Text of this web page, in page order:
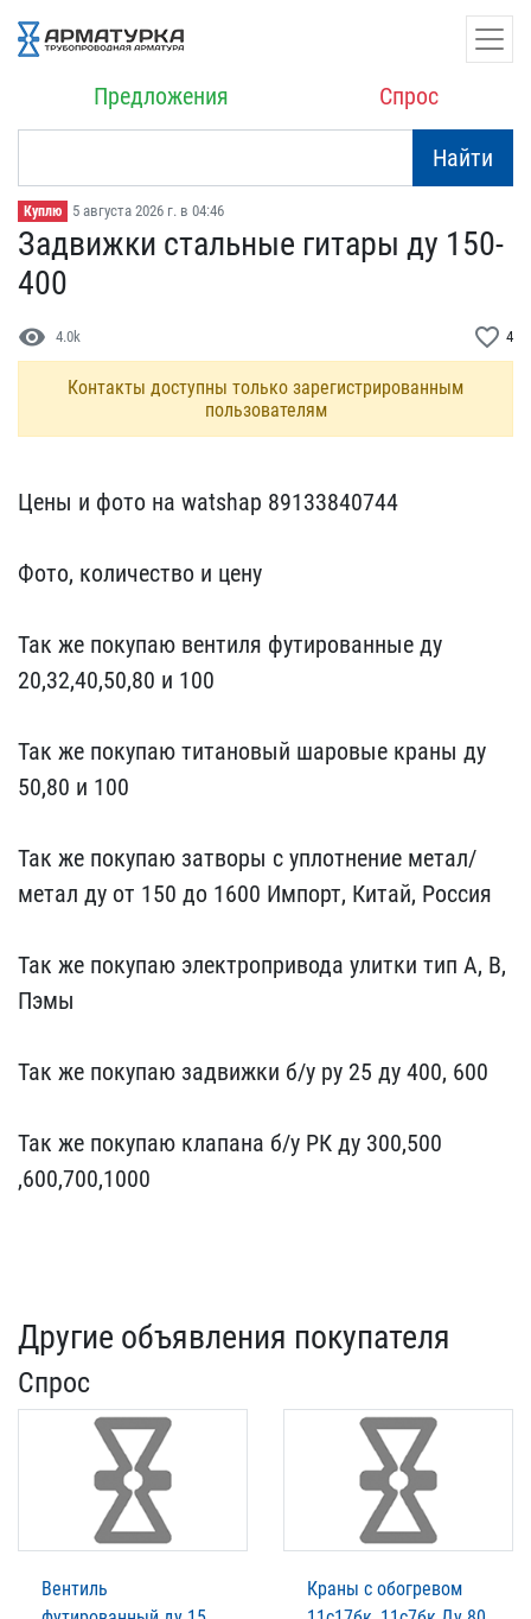
Предложения Спрос
Найти
Куплю 5 августа 2026 г. в 04:46
Задвижки стальные гитары​ ду 150-
400
visibility 4.0k favorite_border 4
Контакты доступны только зарегистрированным
пользователям
Цены и фото на watshap ​89133840744
Фото, колич​ество и цену
Так же по​купаю вентиля футированн​ые ду
20,32,40,50,80 и 1​00
Так же покупаю титан​овый шаровые краны ду
50​,80 и 100
Так же покупа​ю затворы с уплотнение м​етал/
метал ду от 150 до ​1600 Импорт, Китай, Росс​ия
Так же покупаю элект​ропривода улитки тип А, ​В,
Пэмы
Так же покупаю ​задвижки б/у ру 25 ду 40​0, 600
Так же покупаю к​лапана б/у РК ду 300,500​
,600,700,1000
Другие объявления покупателя
Спрос
Вентиль
Краны с обогревом